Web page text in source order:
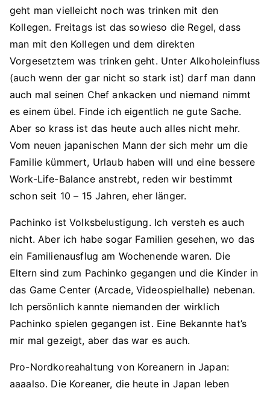
geht man vielleicht noch was trinken mit den
Kollegen. Freitags ist das sowieso die Regel, dass
man mit den Kollegen und dem direkten
Vorgesetztem was trinken geht. Unter Alkoholeinfluss
(auch wenn der gar nicht so stark ist) darf man dann
auch mal seinen Chef ankacken und niemand nimmt
es einem übel. Finde ich eigentlich ne gute Sache.
Aber so krass ist das heute auch alles nicht mehr.
Vom neuen japanischen Mann der sich mehr um die
Familie kümmert, Urlaub haben will und eine bessere
Work-Life-Balance anstrebt, reden wir bestimmt
schon seit 10 – 15 Jahren, eher länger.
Pachinko ist Volksbelustigung. Ich versteh es auch
nicht. Aber ich habe sogar Familien gesehen, wo das
ein Familienausflug am Wochenende waren. Die
Eltern sind zum Pachinko gegangen und die Kinder in
das Game Center (Arcade, Videospielhalle) nebenan.
Ich persönlich kannte niemanden der wirklich
Pachinko spielen gegangen ist. Eine Bekannte hat’s
mir mal gezeigt, aber das war es auch.
Pro-Nordkoreahaltung von Koreanern in Japan:
aaaalso. Die Koreaner, die heute in Japan leben